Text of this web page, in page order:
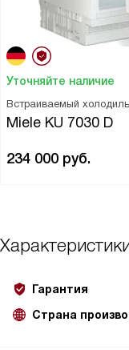
Уточняйте наличие
Встраиваемый
Miele KU 7030 D
234 000 руб.
Гарантия
Страна